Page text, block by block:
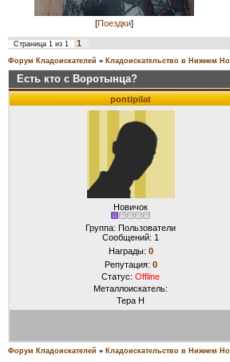
[Поездки]
Страница 1 из 1 1
Форум Кладоискателей » Кладоискательство в Нижнем
Есть кто с Воротынца?
pontipilat
Новичок
Группа: Пользователи
Сообщений: 1
Награды: 0
Репутация: 0
Статус: Offline
Металлоискатель:
Тера Н
Форум Кладоискателей » Кладоискательство в Нижнем